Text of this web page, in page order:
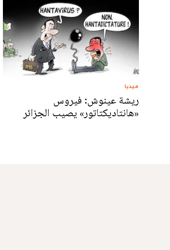
ميديا
ريشة عينوش: فيروس
«هانتاديكتاتور» يصيب الجزائر